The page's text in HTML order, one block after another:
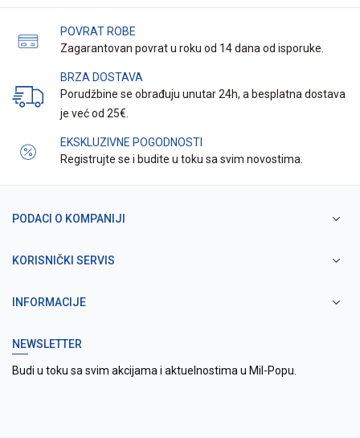
POVRAT ROBE
Zagarantovan povrat u roku od 14 dana od isporuke.
BRZA DOSTAVA
Porudžbine se obrađuju unutar 24h, a besplatna dostava
je već od 25€.
EKSKLUZIVNE POGODNOSTI
Registrujte se i budite u toku sa svim novostima.
PODACI O KOMPANIJI
KORISNIČKI SERVIS
INFORMACIJE
NEWSLETTER
Budi u toku sa svim akcijama i aktuelnostima u Mil-Popu.